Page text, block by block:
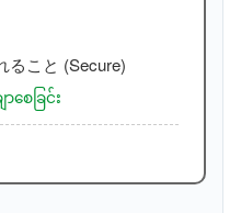
こと (Secure)
စေခြင်း